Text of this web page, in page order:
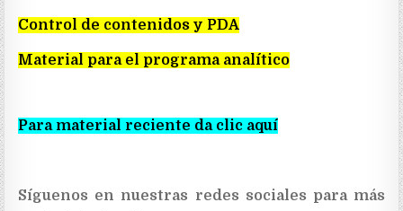
Control de contenidos y PDA
Material para el programa analítico
Para material reciente da clic aquí
Síguenos en nuestras redes sociales para más